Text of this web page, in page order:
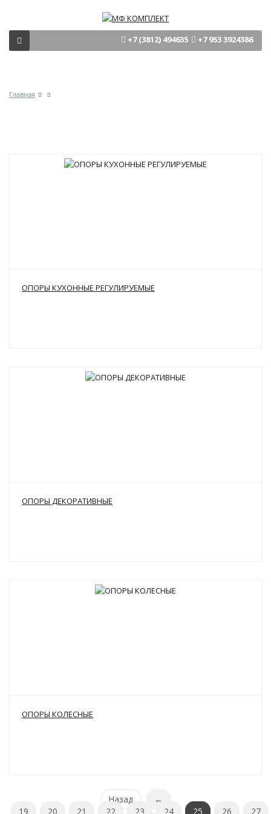
+7 (3812) 494635 +7 953 3924386
Главная
ОПОРЫ КУХОННЫЕ РЕГУЛИРУЕМЫЕ
ОПОРЫ ДЕКОРАТИВНЫЕ
ОПОРЫ КОЛЕСНЫЕ
Назад
←
19
20 21 22 23 24 25 26 27